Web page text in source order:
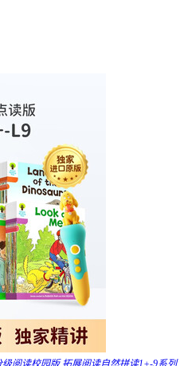
阅读校园版 拓展阅读自然拼读1+-9系列